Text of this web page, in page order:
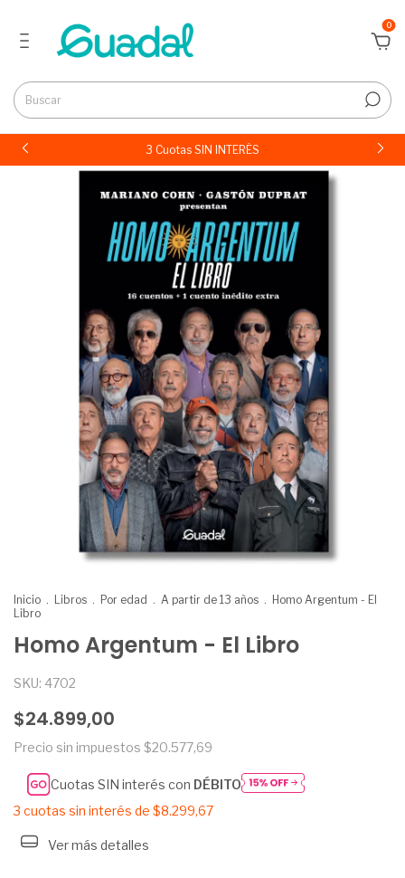
0
3 Cuotas SIN INTERÉS
Inicio . Libros . Por edad . A partir de 13 años . Homo Argentum - El
Libro
Homo Argentum - El Libro
SKU: 4702
$24.899,00
Precio sin impuestos $20.577,69
Cuotas SIN interés con DÉBITO
3 cuotas sin interés de $8.299,67
Ver más detalles